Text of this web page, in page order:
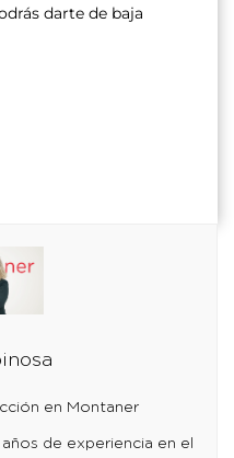
darte de baja
en Montaner
de experiencia en el